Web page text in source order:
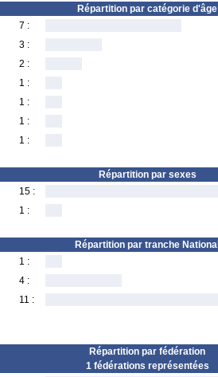
Répartition par catégorie d'âge
7 :
3 :
2 :
1 :
1 :
1 :
1 :
Répartition par sexes
15 :
1 :
Répartition par tranche National
1 :
4 :
11 :
Répartition par fédération
1 fédérations représentées